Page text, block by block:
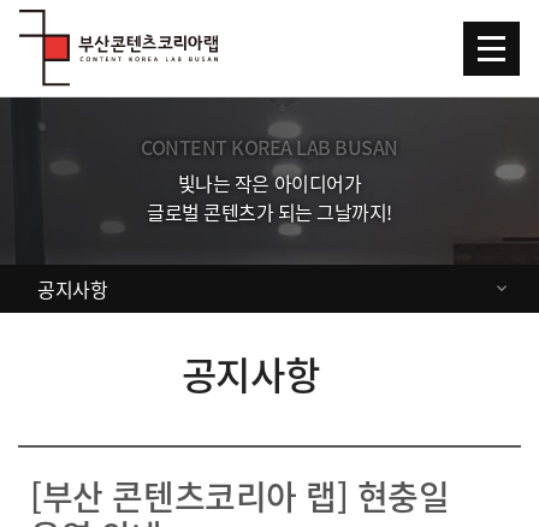
Skip Menu
CONTENT KOREA LAB BUSAN
빛나는 작은 아이디어가
글로벌 콘텐츠가 되는 그날까지!
공지사항
공지사항
[부산 콘텐츠코리아 랩] 현충일